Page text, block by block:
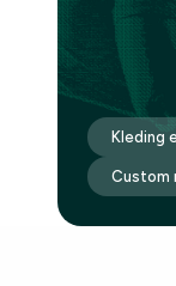
Kleding
Custom